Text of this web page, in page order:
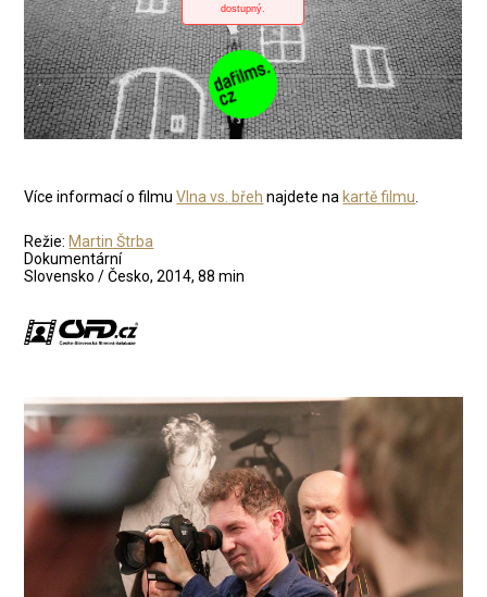
Více informací o filmuVlna vs. břeh najdete na kartě filmu
Režie: Martin Štrba
Dokumentární
Slovensko / Česko, 2014, 88 min